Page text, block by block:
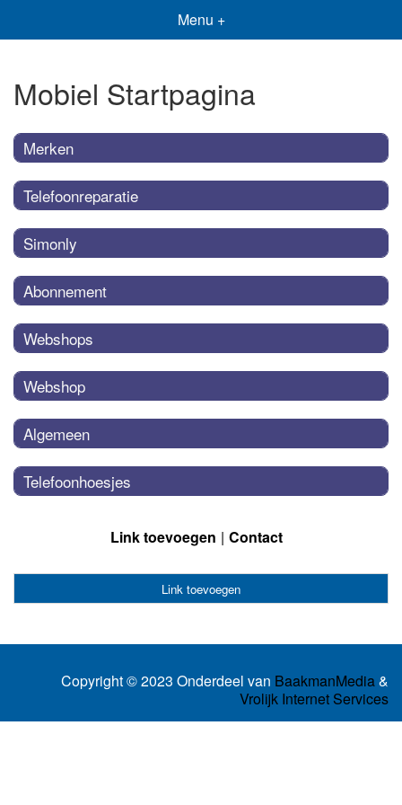
Menu +
Mobiel Startpagina
Merken
Telefoonreparatie
Simonly
Abonnement
Webshops
Webshop
Algemeen
Telefoonhoesjes
Link toevoegen Contact
Link toevoegen
Copyright © 2023 Onderdeel van BaakmanMedia&
Vrolijk Internet Services